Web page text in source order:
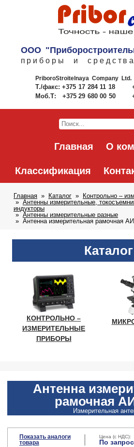
ООО
приборы и
PriboroStroitelnaya Company Ltd.
Т./факс: +375 17 284 11 18
Моб.Т:
+375 29 680 00 50
Главная О
Классификация
Главная Каталог
Контрольно –
Антенны измерительные,
индукторы
Антенны измерительные разные
Антенна измерительная рамочная
Каталог
КОНТРОЛЬНО –
ИЗМЕРИТЕЛЬНЫЕ
ПРИБОРЫ
Антенна
рамочная
Измерительная
Показать аналоги
товара
Цена (с НДС):
По